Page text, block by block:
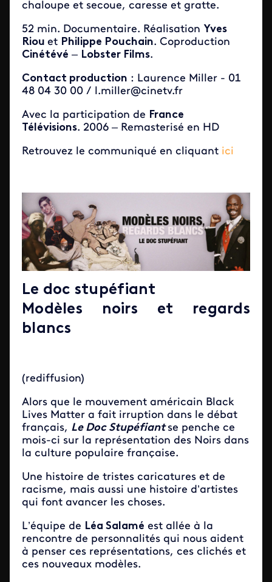
chaloupe et secoue, caresse et gratte.
52 min. Documentaire. Réalisation Yves
Riou et Philippe Pouchain. Coproduction
Cinétévé – Lobster Films.
Contact production : Laurence Miller - 01
48 04 30 00 / l.miller@cinetv.fr
Avec la participation de France
Télévisions. 2006 – Remasterisé en HD
Retrouvez le communiqué en cliquant ici
Le doc stupéfiant
Modèles noirs et regards
blancs
(rediffusion)
Alors que le mouvement américain Black
Lives Matter a fait irruption dans le débat
français, Le Doc Stupéfiant se penche ce
mois-ci sur la représentation des Noirs dans
la culture populaire française.
Une histoire de tristes caricatures et de
racisme, mais aussi une histoire d’artistes
qui font avancer les choses.
L’équipe de Léa Salamé est allée à la
rencontre de personnalités qui nous aident
à penser ces représentations, ces clichés et
ces nouveaux modèles.